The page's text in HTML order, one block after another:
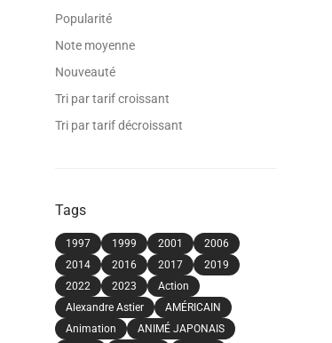
Popularité
Note moyenne
Nouveauté
Tri par tarif croissant
Tri par tarif décroissant
Tags
1997 1999 2001
2006
2014
2016 2017
2019
2022
2023
Action
Alexandre Astier
AMÉRICAIN
Animation
ANIMÉ JAPONAIS